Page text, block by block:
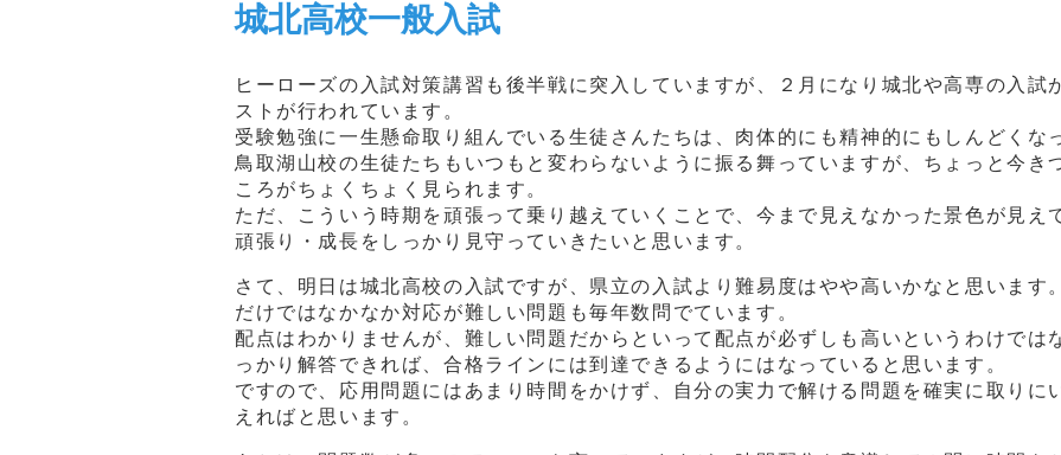
城北高校一般入試
ヒーローズの入試対策講習も後半戦に突入していますが、２月になり城北や高専の入試
ストが行われています。
受験勉強に一生懸命取り組んでいる生徒さんたちは、肉体的にも精神的にもしんどくな
鳥取湖山校の生徒たちもいつもと変わらないように振る舞っていますが、ちょっと今き
ころがちょくちょく見られます。
ただ、こういう時期を頑張って乗り越えていくことで、今まで見えなかった景色が見え
頑張り・成長をしっかり見守っていきたいと思います。
さて、明日は城北高校の入試ですが、県立の入試より難易度はやや高いかなと思います
だけではなかなか対応が難しい問題も毎年数問でています。
配点はわかりませんが、難しい問題だからといって配点が必ずしも高いというわけでは
っかり解答できれば、合格ラインには到達できるようにはなっていると思います。
ですので、応用問題にはあまり時間をかけず、自分の実力で解ける問題を確実に取りに
えればと思います。